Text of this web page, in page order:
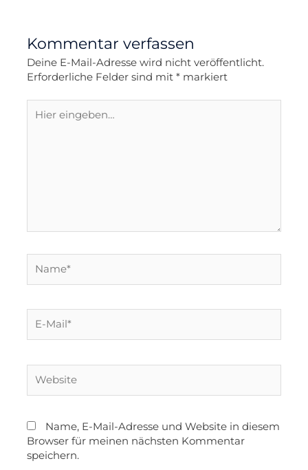
Kommentar verfassen
Deine E-Mail-Adresse wird nicht veröffentlicht.
Erforderliche Felder sind mit* markiert
Name, E-Mail-Adresse und Website in diesem
Browser für meinen nächsten Kommentar
speichern.